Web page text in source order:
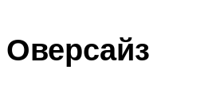
Оверсайз